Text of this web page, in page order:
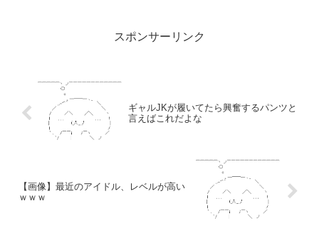
スポンサーリンク
ギャルJKが履いてたら興奮するパンツと
言えばこれだよな
【画像】最近のアイドル、レベルが高い
ｗｗｗ